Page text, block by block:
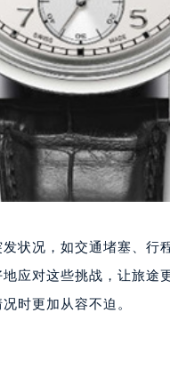
状况，如交通堵塞、行
应对这些挑战，让旅途
时更加从容不迫。